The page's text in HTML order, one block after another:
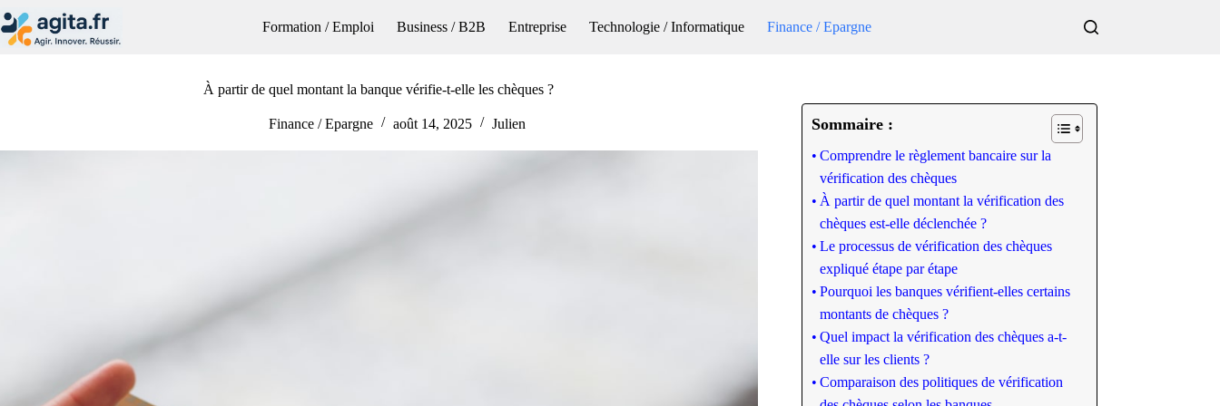
au
contenu
Formation / Emploi Business / B2B Entreprise Technologie / Informatique Finance / Epargne
À partir de quel montant la banque vérifie-t-elle les chèques ?
Finance / Epargne août 14, 2025 Julien Sommaire :
Comprendre le règlement bancaire sur la
vérification des chèques
À partir de quel montant la vérification des
chèques est-elle déclenchée ?
Le processus de vérification des chèques
expliqué étape par étape
Pourquoi les banques vérifient-elles certains
montants de chèques ?
Quel impact la vérification des chèques a-t-
elle sur les clients ?
Comparaison des politiques de vérification